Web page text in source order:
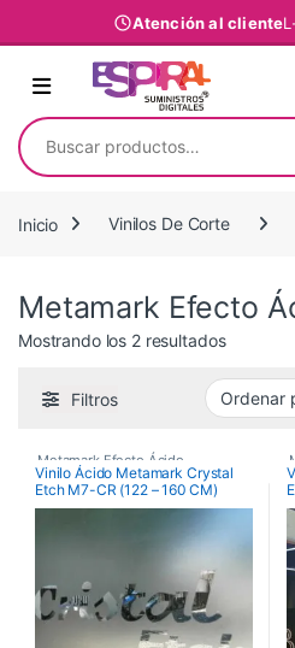
Atención al cliente
Ir al contenido
Buscar por:
Inicio Vinilos De Corte
Metamark Efecto
Mostrando los 2 resultados
Filtros
Metamark Efecto Ácido
Vinilos De Corte,
Vinilos para decoración de
Vinilo Ácido Metamark Crystal
Etch M7-CR (122 – 160 CM)